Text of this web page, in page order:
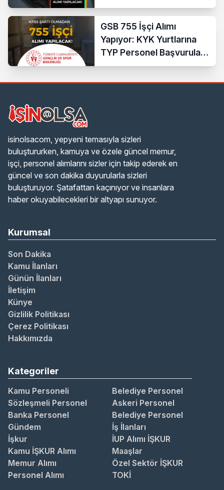
GSB 755 İşçi Alımı
Yapıyor: KYK Yurtlarına
TYP Personel Başvuruları
Başladı
isinolsacom, yepyeni temasıyla sizleri
buluştururken, kamuya ve özele güncel memur,
işçi, personel alımlarını sizler için takip ederek en
güncel ve son dakika duyurularla sizleri
buluşturuyor. Şatafattan kaçınıyor ve insanlara
haber okuyabilecekleri bir altyapı sunuyor.
Kurumsal
Son Dakika
Kamu İlanları
Günün İlanları
İletişim
Künye
Gizlilik Politikası
Çerez Politikası
Hakkımızda
Kategoriler
Kamu Personeli
Belediye Personel
Sözleşmeli Personel
Askeri Personel
Banka Personel
Belediye Personel
Gündem
İş İlanları
İşkur
İUP Alımı İŞKUR
Kamu İŞKUR Alımı
Maaşlar
Memur Alımı
Özel Sektör İŞKUR
Personel Alımı
TOKİ